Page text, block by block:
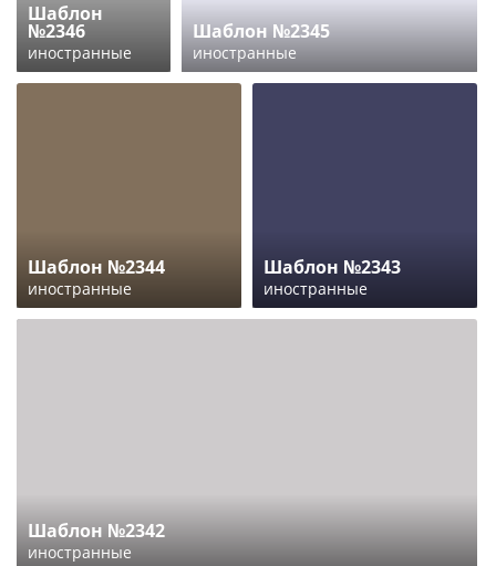
Шаблон
№2346
иностранные
Шаблон №2345
иностранные
Шаблон №2344
иностранные
Шаблон №2343
иностранные
Шаблон №2342
иностранные